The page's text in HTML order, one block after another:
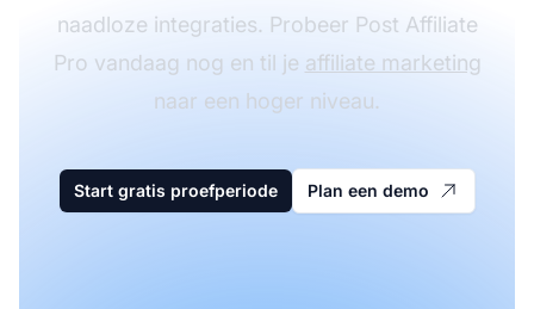
naadloze integraties. Probeer Post Affiliate
Pro vandaag nog en til je affiliate marketing
naar een hoger niveau.
Start gratis proefperiode Plan een demo